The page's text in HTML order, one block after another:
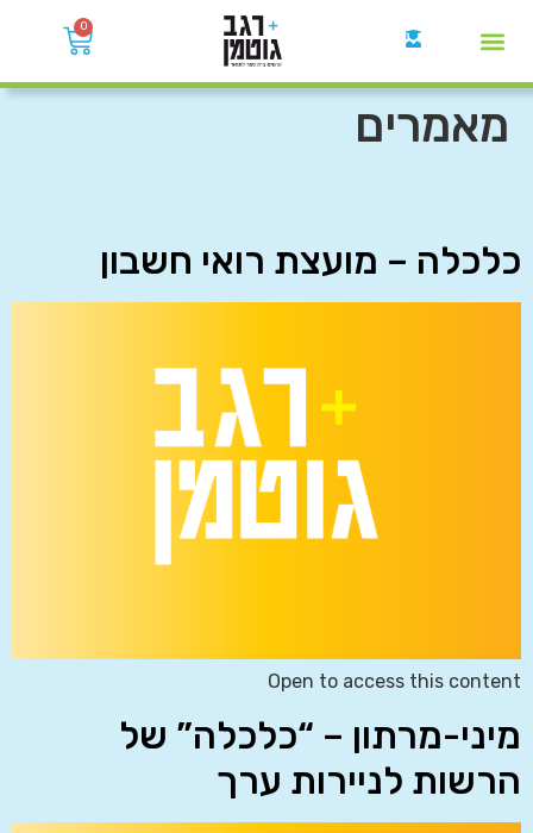
0
מאמרים
כלכלה – מועצת רואי חשבון
Open to access this content
מיני-מרתון – “כלכלה” של
הרשות לניירות ערך